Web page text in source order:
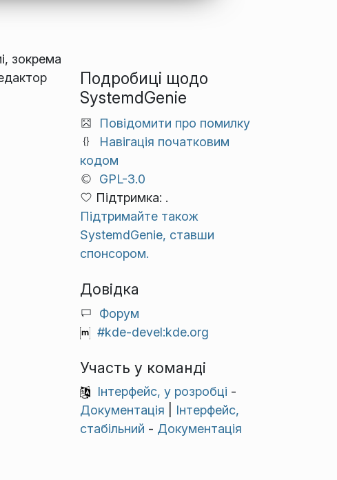
зокрема
Подробиці щодо
SystemdGenie
Повідомити про помилку
Навігація початковим
кодом
GPL-3.0
Підтримка: .
Підтримайте також
SystemdGenie, ставши
спонсором.
Довідка
Форум
#kde-devel:kde.org
Участь у команді
Інтерфейс, у розробці -
Документація
Інтерфейс,
стабільний - Документація